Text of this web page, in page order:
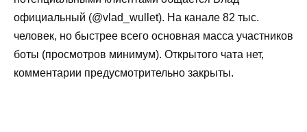
официальный (@vlad_wullet). На канале 82 тыс.
человек, но быстрее всего основная масса участников
боты (просмотров минимум). Открытого чата нет,
комментарии предусмотрительно закрыты.